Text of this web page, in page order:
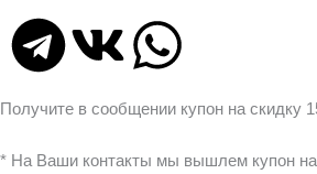
T
e
l
V
k
W
h
a
Получите в сообщении купон на скидку
* На Ваши контакты мы вышлем купон